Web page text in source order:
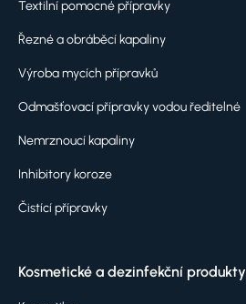
Textilní pomocné přípravky
Řezné a obráběcí kapaliny
Výroba mycích přípravků
Odmašťovací přípravky vodou ředitelné
Nemrznoucí kapaliny
Inhibitory koroze
Čistící přípravky
Kosmetické a dezinfekční produkty